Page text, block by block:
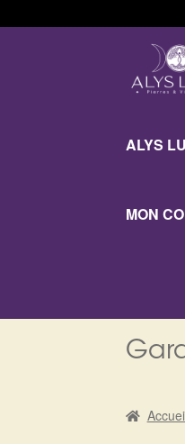
Aller
la
Aller
au
contenu
ALYS
MON